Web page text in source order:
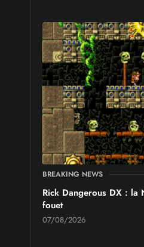
BREAKING NEWS
Rick Dangerous DX : la
fouet
07/08/2026